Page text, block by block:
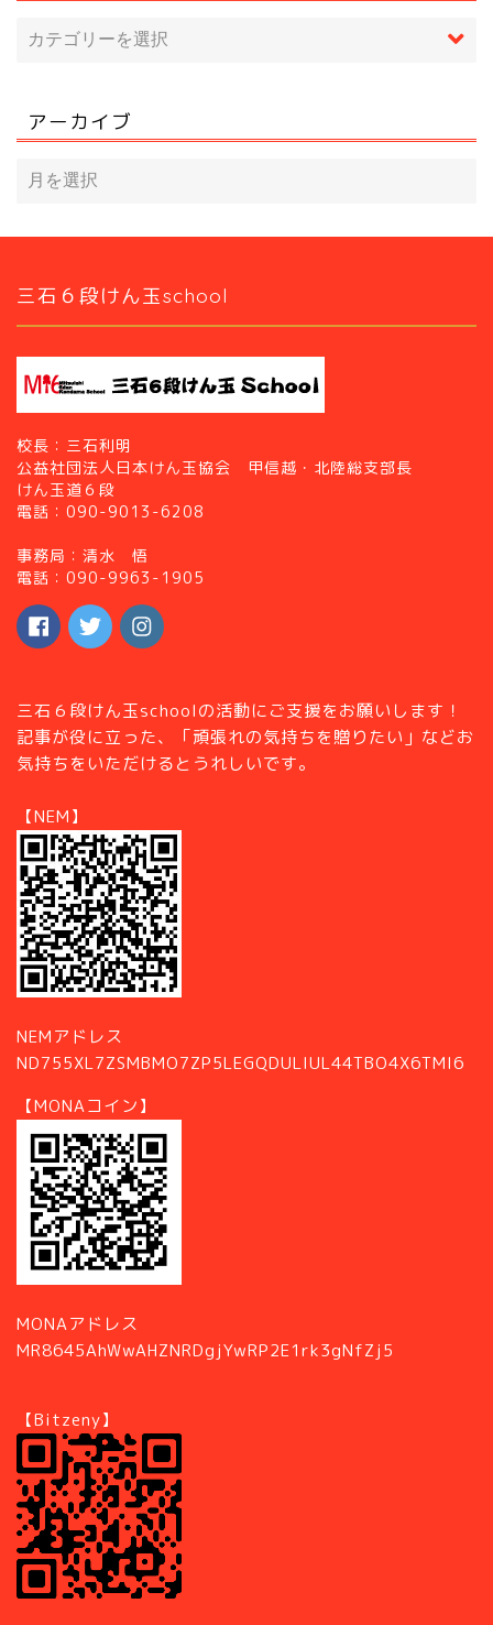
アーカイブ
三石６段けん玉school
校長：三石利明
公益社団法人日本けん玉協会 甲信越・北陸総支部長
けん玉道６段
電話：090-9013-6208
事務局：清水 悟
電話：090-9963-1905
三石６段けん玉schoolの活動にご支援をお願いします！
記事が役に立った、「頑張れの気持ちを贈りたい」などお
気持ちをいただけるとうれしいです。
【NEM】
NEMアドレス
ND755XL7ZSMBMO7ZP5LEGQDULIUL44TBO4X6TMI6
【MONAコイン】
MONAアドレス
MR8645AhWwAHZNRDgjYwRP2E1rk3gNfZj5
【Bitzeny】